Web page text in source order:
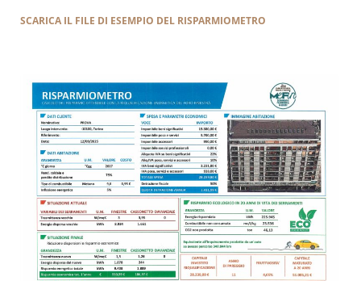
Prodotti
Chi Siamo
SCARICA IL FILE DI ESEMPIO DEL RISPARMIOMETRO